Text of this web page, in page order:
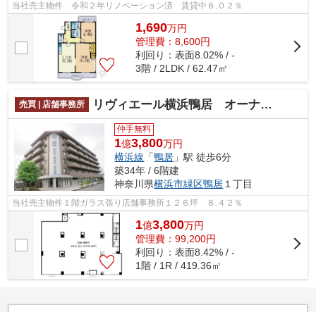
当社売主物件 令和２年リノベーション済 賃貸中８.０２％
1,690万円
管理費：8,600円
利回り：表面8.02% / -
3階 / 2LDK / 62.47㎡
売買 | 店舗事務所 リヴィエール横浜鴨居 オーナーチェンジ区分店舗事務所
仲手無料
1億3,800万円
横浜線 「鴨居 」駅 徒歩6分
築34年 / 6階建
神奈川県横浜市緑区鴨居 １丁目
当社売主物件１階ガラス張り店舗事務所１２６坪 ８.４２％
1億3,800万円
管理費：99,200円
利回り：表面8.42% / -
1階 / 1R / 419.36㎡